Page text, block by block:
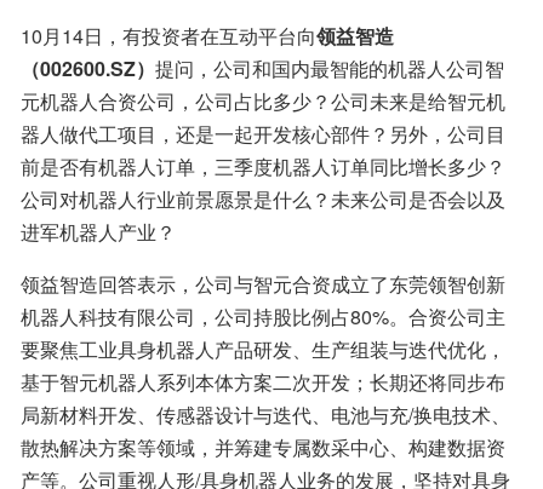
10月14日，有投资者在互动平台向领益智造
（002600.SZ） 提问，公司和国内最智能的机器人公司智
元机器人合资公司，公司占比多少？公司未来是给智元机
器人做代工项目，还是一起开发核心部件？另外，公司目
前是否有机器人订单，三季度机器人订单同比增长多少？
公司对机器人行业前景愿景是什么？未来公司是否会以及
进军机器人产业？
领益智造回答表示，公司与智元合资成立了东莞领智创新
机器人科技有限公司，公司持股比例占80%。合资公司主
要聚焦工业具身机器人产品研发、生产组装与迭代优化，
基于智元机器人系列本体方案二次开发；长期还将同步布
局新材料开发、传感器设计与迭代、电池与充/换电技术、
散热解决方案等领域，并筹建专属数采中心、构建数据资
产等。公司重视人形/具身机器人业务的发展，坚持对具身